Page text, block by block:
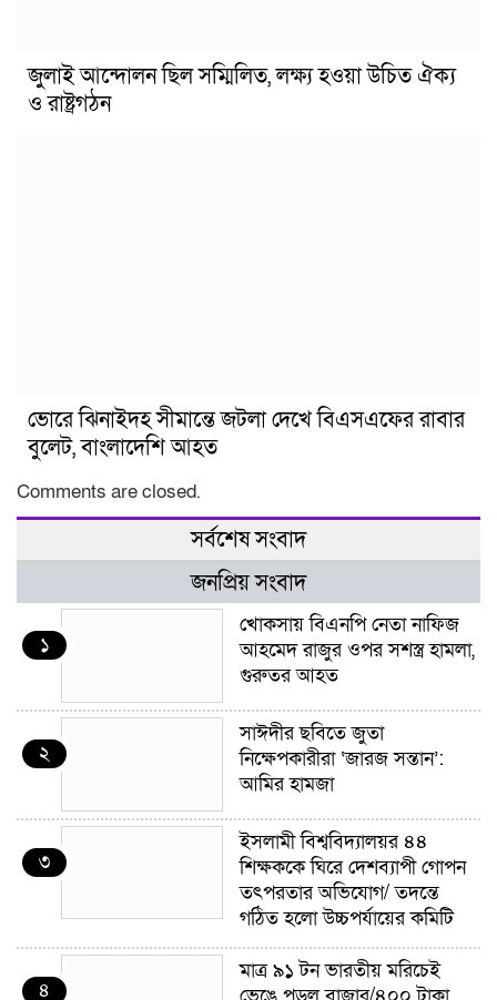
জুলাই আন্দোলন ছিল সম্মিলিত, লক্ষ্য হওয়া উচিত ঐক্য
ও রাষ্ট্রগঠন
ভোরে ঝিনাইদহ সীমান্তে জটলা দেখে বিএসএফের রাবার
বুলেট, বাংলাদেশি আহত
Comments are closed.
সর্বশেষ সংবাদ
জনপ্রিয় সংবাদ
১
খোকসায় বিএনপি নেতা নাফিজ
আহমেদ রাজুর ওপর সশস্ত্র হামলা,
গুরুতর আহত
২
সাঈদীর ছবিতে জুতা
নিক্ষেপকারীরা ‘জারজ সন্তান’:
আমির হামজা
৩
ইসলামী বিশ্ববিদ্যালয়র ৪৪
শিক্ষককে ঘিরে দেশব্যাপী গোপন
তৎপরতার অভিযোগ/ তদন্তে
গঠিত হলো উচ্চপর্যায়ের কমিটি
৪
মাত্র ৯১ টন ভারতীয় মরিচেই